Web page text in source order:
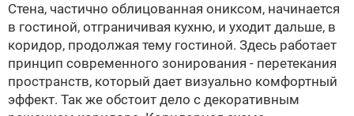
Стена, частично облицованная ониксом, начинается
в гостиной, отграничивая кухню, и уходит дальше, в
коридор, продолжая тему гостиной. Здесь работает
принцип современного зонирования - перетекания
пространств, который дает визуально комфортный
эффект. Так же обстоит дело с декоративным